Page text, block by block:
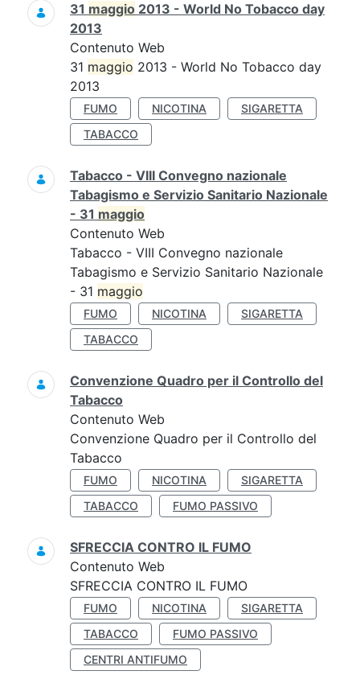
31 maggio 2013 - World No Tobacco day
2013
Contenuto Web
31 maggio 2013 - World No Tobacco day
2013
FUMO NICOTINA
SIGARETTA
TABACCO
Tabacco - VIII Convegno nazionale
Tabagismo e Servizio Sanitario Nazionale
- 31 maggio
Contenuto Web
Tabacco - VIII Convegno nazionale
Tabagismo e Servizio Sanitario Nazionale
- 31 maggio
FUMO NICOTINA
SIGARETTA
TABACCO
Convenzione Quadro per il Controllo del
Tabacco
Contenuto Web
Convenzione Quadro per il Controllo del
Tabacco
FUMO NICOTINA
SIGARETTA
TABACCO
FUMO PASSIVO
SFRECCIA CONTRO IL FUMO
Contenuto Web
SFRECCIA CONTRO IL FUMO
FUMO NICOTINA
SIGARETTA
TABACCO
FUMO PASSIVO
CENTRI ANTIFUMO